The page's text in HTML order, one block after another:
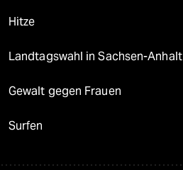
Hitze
Landtagswahl in Sachsen-Anhalt
Gewalt gegen Frauen
Surfen